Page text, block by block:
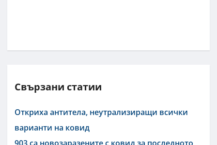
Свързани статии
Откриха антитела, неутрализиращи всички
варианти на ковид